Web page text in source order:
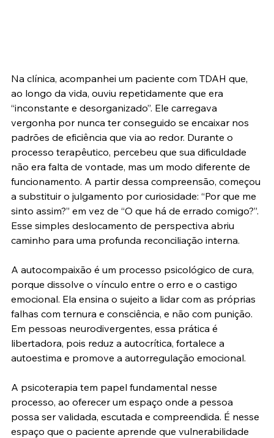
Na clínica, acompanhei um paciente com TDAH que,
ao longo da vida, ouviu repetidamente que era
“inconstante e desorganizado”. Ele carregava
vergonha por nunca ter conseguido se encaixar nos
padrões de eficiência que via ao redor. Durante o
processo terapêutico, percebeu que sua dificuldade
não era falta de vontade, mas um modo diferente de
funcionamento. A partir dessa compreensão, começou
a substituir o julgamento por curiosidade: “Por que me
sinto assim?” em vez de “O que há de errado comigo?”.
Esse simples deslocamento de perspectiva abriu
caminho para uma profunda reconciliação interna.
A autocompaixão é um processo psicológico de cura,
porque dissolve o vínculo entre o erro e o castigo
emocional. Ela ensina o sujeito a lidar com as próprias
falhas com ternura e consciência, e não com punição.
Em pessoas neurodivergentes, essa prática é
libertadora, pois reduz a autocrítica, fortalece a
autoestima e promove a autorregulação emocional.
A psicoterapia tem papel fundamental nesse
processo, ao oferecer um espaço onde a pessoa
possa ser validada, escutada e compreendida. É nesse
espaço que o paciente aprende que vulnerabilidade